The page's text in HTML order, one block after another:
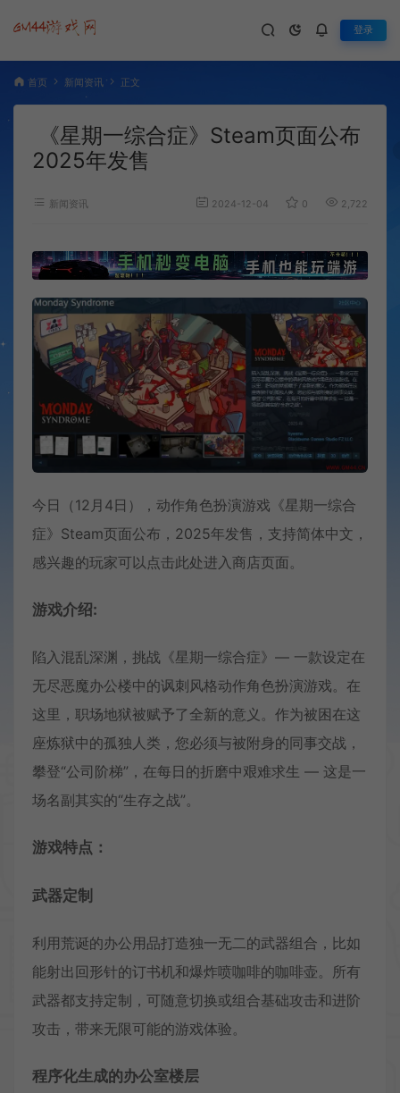
登录
首页 新闻资讯 正文
《星期一综合症》Steam页面公布
2025年发售
新闻资讯 2024-12-04 0 2,722
今日（12月4日），动作角色扮演游戏《星期一综合
症》Steam页面公布，2025年发售，支持简体中文，
感兴趣的玩家可以点击此处进入商店页面。
游戏介绍:
陷入混乱深渊，挑战《星期一综合症》— 一款设定在
无尽恶魔办公楼中的讽刺风格动作角色扮演游戏。在
这里，职场地狱被赋予了全新的意义。作为被困在这
座炼狱中的孤独人类，您必须与被附身的同事交战，
攀登“公司阶梯”，在每日的折磨中艰难求生 — 这是一
场名副其实的“生存之战”。
游戏特点：
武器定制
利用荒诞的办公用品打造独一无二的武器组合，比如
能射出回形针的订书机和爆炸喷咖啡的咖啡壶。所有
武器都支持定制，可随意切换或组合基础攻击和进阶
攻击，带来无限可能的游戏体验。
程序化生成的办公室楼层